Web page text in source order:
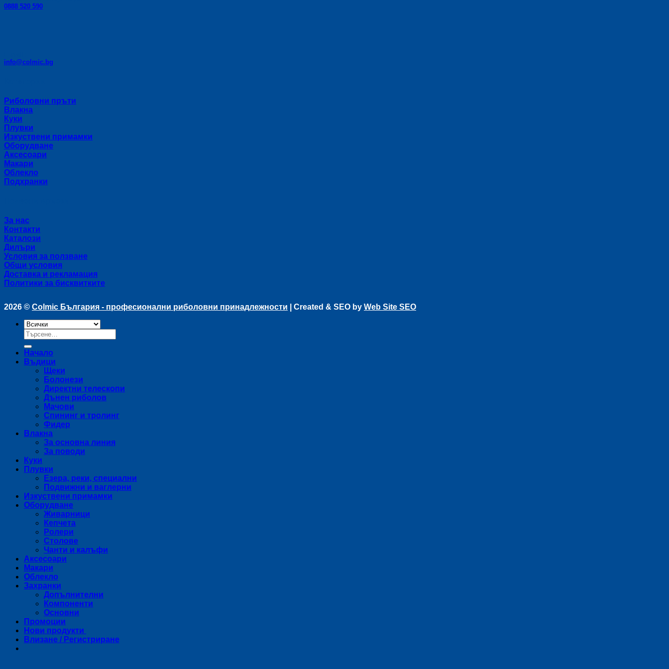
0888 520 590
info@colmic.bg
Риболовни пръти
Влакна
Куки
Плувки
Изкуствени примамки
Оборудване
Аксесоари
Макари
Облекло
Подхранки
За нас
Контакти
Каталози
Дилъри
Условия за ползване
Общи условия
Доставка и рекламация
Политики за бисквитките
2026 © Colmic България - професионални риболовни принадлежности | Created & SEO by Web Site SEO
Търсене
за:
Начало
Въдици
Щеки
Болонези
Директни телескопи
Дънен риболов
Мачови
Спининг и тролинг
Фидер
Влакна
За основна линия
За поводи
Куки
Плувки
Езера, реки, специални
Подвижни и ваглерни
Изкуствени примамки
Оборудване
Живарници
Кепчета
Ролери
Столове
Чанти и калъфи
Аксесоари
Макари
Облекло
Захранки
Допълнителни
Компоненти
Основни
Промоции
Нови продукти
Влизане / Регистриране